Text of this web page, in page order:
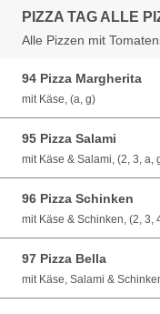
PIZZA TAG ALLE
Alle Pizzen mit
94 Pizza Margherita
mit Käse, (a, g)
95 Pizza Salami
mit Käse & Salami, (2, 3, a,
96 Pizza Schinken
mit Käse & Schinken, (2, 3,
97 Pizza Bella
mit Käse, Salami &